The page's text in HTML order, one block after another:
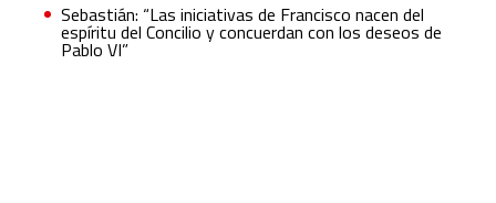
Sebastián: “Las iniciativas de Francisco nacen del
espíritu del Concilio y concuerdan con los deseos de
Pablo VI”